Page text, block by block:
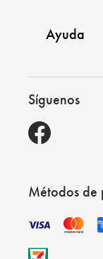
Ayuda
Síguenos
Métodos de